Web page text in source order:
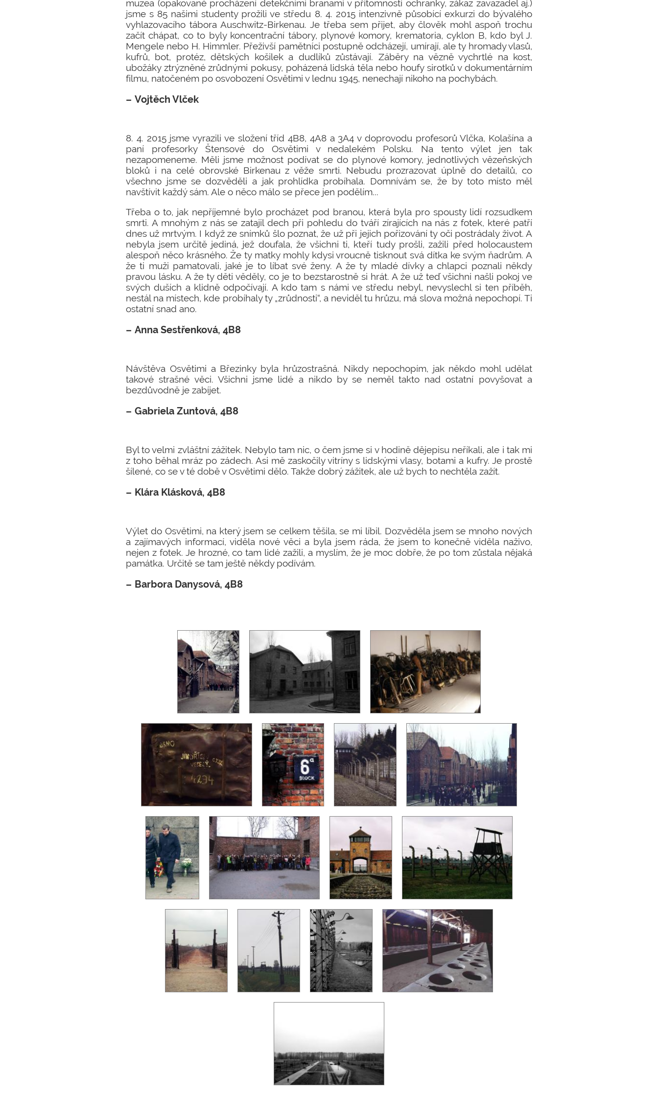
muzea (opakované procházení detekčními branami v přítomnosti ochranky, zákaz zavazadel aj.)
jsme s 85 našimi studenty prožili ve středu 8. 4. 2015 intenzivně působící exkurzi do bývalého
vyhlazovacího tábora Auschwitz-Birkenau. Je třeba sem přijet, aby člověk mohl aspoň trochu
začít chápat, co to byly koncentrační tábory, plynové komory, krematoria, cyklon B, kdo byl J.
Mengele nebo H. Himmler. Přeživší pamětníci postupně odcházejí, umírají, ale ty hromady vlasů,
kufrů, bot, protéz, dětských košilek a dudlíků zůstávají. Záběry na vězně vychrtlé na kost,
ubožáky ztrýzněné zrůdnými pokusy, poházená lidská těla nebo houfy sirotků v dokumentárním
filmu, natočeném po osvobození Osvětimi v lednu 1945, nenechají nikoho na pochybách.
Vojtěch Vlček
8. 4. 2015 jsme vyrazili ve složení tříd 4B8, 4A8 a 3A4 v doprovodu profesorů Vlčka, Kolašína a
paní profesorky Štensové do Osvětimi v nedalekém Polsku. Na tento výlet jen tak
nezapomeneme. Měli jsme možnost podívat se do plynové komory, jednotlivých vězeňských
bloků i na celé obrovské Birkenau z věže smrti. Nebudu prozrazovat úplně do detailů, co
všechno jsme se dozvěděli a jak prohlídka probíhala. Domnívám se, že by toto místo měl
navštívit každý sám. Ale o něco málo se přece jen podělím...
Třeba o to, jak nepříjemné bylo procházet pod branou, která byla pro spousty lidí rozsudkem
smrti. A mnohým z nás se zatajil dech při pohledu do tváří zírajících na nás z fotek, které patří
dnes už mrtvým. I když ze snímků šlo poznat, že už při jejich pořizování ty oči postrádaly život. A
nebyla jsem určitě jediná, jež doufala, že všichni ti, kteří tudy prošli, zažili před holocaustem
alespoň něco krásného. Že ty matky mohly kdysi vroucně tisknout svá dítka ke svým ňadrům. A
že ti muži pamatovali, jaké je to líbat své ženy. A že ty mladé dívky a chlapci poznali někdy
pravou lásku. A že ty děti věděly, co je to bezstarostně si hrát. A že už teď všichni našli pokoj ve
svých duších a klidně odpočívají. A kdo tam s námi ve středu nebyl, nevyslechl si ten příběh,
nestál na místech, kde probíhaly ty „zrůdnosti“, a neviděl tu hrůzu, má slova možná nepochopí. Ti
ostatní snad ano.
Anna Sestřenková, 4B8
Návštěva Osvětimi a Březinky byla hrůzostrašná. Nikdy nepochopím, jak někdo mohl udělat
takové strašné věci. Všichni jsme lidé a nikdo by se neměl takto nad ostatní povyšovat a
bezdůvodně je zabíjet.
Gabriela Zuntová, 4B8
Byl to velmi zvláštní zážitek. Nebylo tam nic, o čem jsme si v hodině dějepisu neříkali, ale i tak mi
z toho běhal mráz po zádech. Asi mě zaskočily vitríny s lidskými vlasy, botami a kufry. Je prostě
šílené, co se v té době v Osvětimi dělo. Takže dobrý zážitek, ale už bych to nechtěla zažít.
Klára Klásková, 4B8
Výlet do Osvětimi, na který jsem se celkem těšila, se mi líbil. Dozvěděla jsem se mnoho nových
a zajímavých informací, viděla nové věci a byla jsem ráda, že jsem to konečně viděla naživo,
nejen z fotek. Je hrozné, co tam lidé zažili, a myslím, že je moc dobře, že po tom zůstala nějaká
památka. Určitě se tam ještě někdy podívám.
Barbora Danysová, 4B8